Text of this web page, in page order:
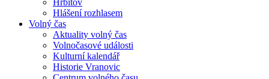
Hřbitov
Hlášení rozhlasem
Volný čas
Aktuality volný čas
Volnočasové události
Kulturní kalendář
Historie Vranovic